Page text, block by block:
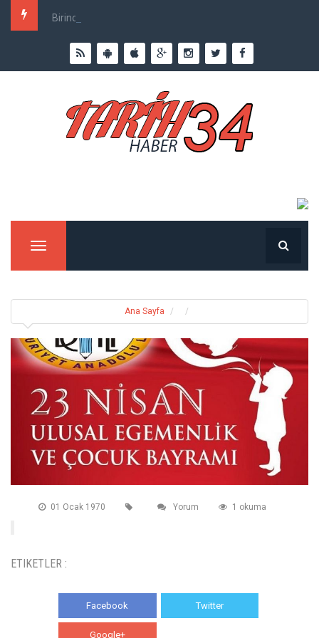
Birinci Dünya Savaşı`nda Ne Kadar İnsan Öldü?
Menu
Ana Sayfa
01 Ocak 1970 Yorum 1 okuma
ETIKETLER :
Facebook Twitter
Google+